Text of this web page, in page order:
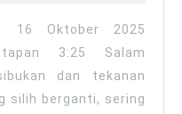
16 Oktober 2025
3:25 Salam
dan tekanan
silih berganti, sering